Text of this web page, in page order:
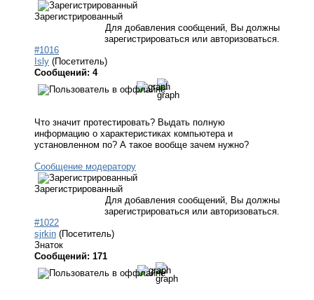
Зарегистрированный
Для добавления сообщений, Вы должны
зарегистрироваться или авторизоваться.
#1016
Isly (Посетитель)
Сообщений: 4
Что значит протестировать? Выдать полную
информацию о характеристиках компьютера и
установленном по? А такое вообще зачем нужно?
Сообщение модератору
Зарегистрированный
Для добавления сообщений, Вы должны
зарегистрироваться или авторизоваться.
#1022
sjrkin (Посетитель)
Знаток
Сообщений: 171